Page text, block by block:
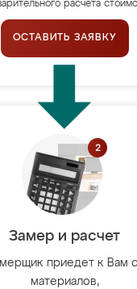
расчёта
ОСТАВИТЬ ЗАЯВКУ
Замер и расчет
приедет к Вам
материалов,